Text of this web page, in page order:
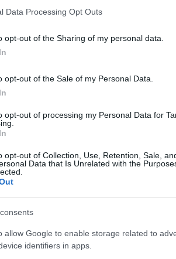
Data Processing Opt Outs
opt-out of the Sharing of my personal data.
opt-out of the Sale of my Personal Data.
opt-out of processing my Personal Data for
opt-out of Collection, Use, Retention, Sale,
Data that Is Unrelated with the
allow Google to enable storage related to
identifiers in apps.
A6400 se ilustran en el siguiente